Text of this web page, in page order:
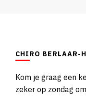
CHIRO BERLAAR-
Kom je graag een
zeker op zondag